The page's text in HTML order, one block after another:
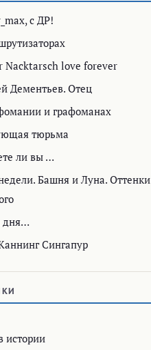
с ДР!
Nacktarsch love forever
Дементьев. Отец
и графоманах
тюрьма
ли вы …
Башня и Луна. Оттенки
дня…
Сингапур
истории